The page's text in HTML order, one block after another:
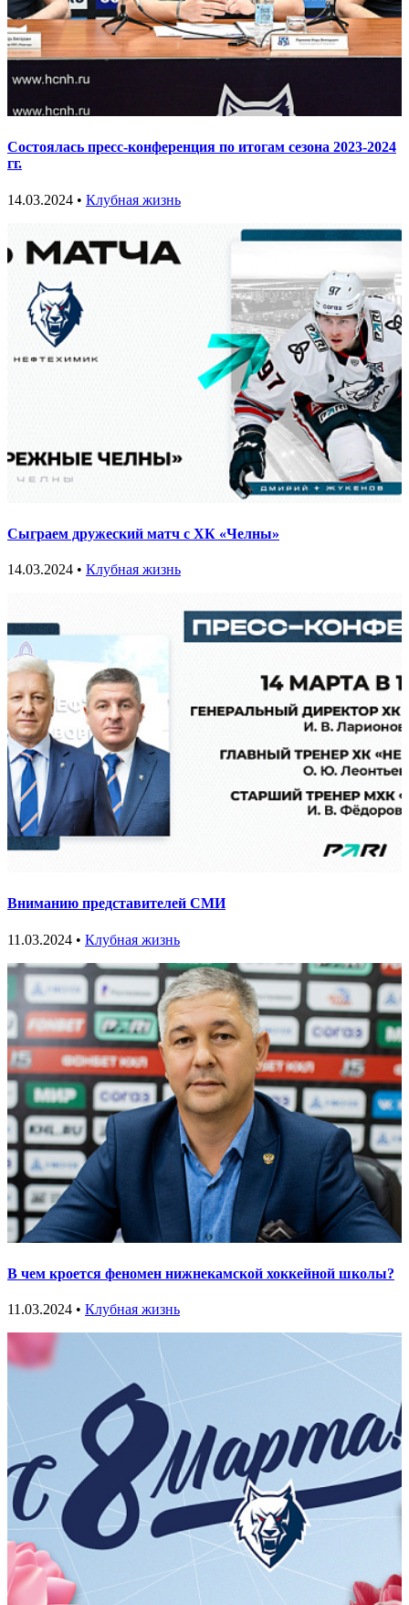
Состоялась пресс-конференция по итогам сезона 2023-2024
гг.
14.03.2024 • Клубная жизнь
Сыграем дружеский матч с ХК «Челны»
14.03.2024 • Клубная жизнь
Вниманию представителей СМИ
11.03.2024 • Клубная жизнь
В чем кроется феномен нижнекамской хоккейной школы?
11.03.2024 • Клубная жизнь